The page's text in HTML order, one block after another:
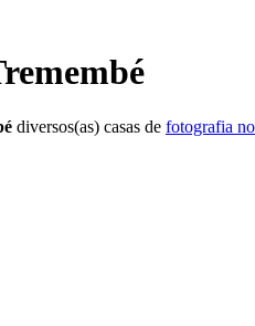
diversos(as) casas de fotografia